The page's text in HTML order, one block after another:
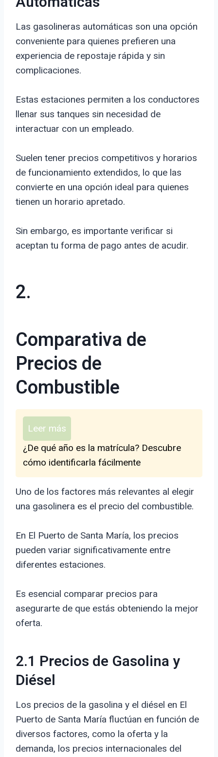
Las gasolineras automáticas son una opción
conveniente para quienes prefieren una
experiencia de repostaje rápida y sin
complicaciones.
Estas estaciones permiten a los conductores
llenar sus tanques sin necesidad de
interactuar con un empleado.
Suelen tener precios competitivos y horarios
de funcionamiento extendidos, lo que las
convierte en una opción ideal para quienes
tienen un horario apretado.
Sin embargo, es importante verificar si
aceptan tu forma de pago antes de acudir.
2.
Comparativa de
Precios de
Combustible
Leer más
¿De qué año es la matrícula? Descubre
cómo identificarla fácilmente
Uno de los factores más relevantes al elegir
una gasolinera es el precio del combustible.
En El Puerto de Santa María, los precios
pueden variar significativamente entre
diferentes estaciones.
Es esencial comparar precios para
asegurarte de que estás obteniendo la mejor
oferta.
2.1 Precios de Gasolina y
Diésel
Los precios de la gasolina y el diésel en El
Puerto de Santa María fluctúan en función de
diversos factores, como la oferta y la
demanda, los precios internacionales del